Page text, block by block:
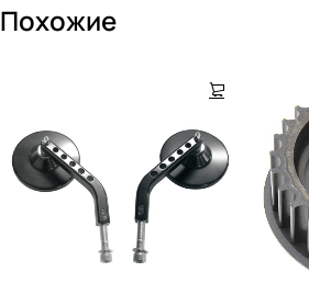
Похожие